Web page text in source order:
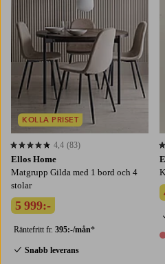
Ellos Home
Matgrupp Gilda med 1 bord och 4
stolar
5 999:-
Räntefritt fr. 395:-/mån*
Snabb leverans
4,4 baserat på 83 st betyg
4,4 (83)
KOLLA PRISET